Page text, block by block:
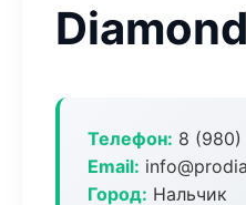
Diamond
Телефон: 8 (980)
Email:
Город: Нальчик